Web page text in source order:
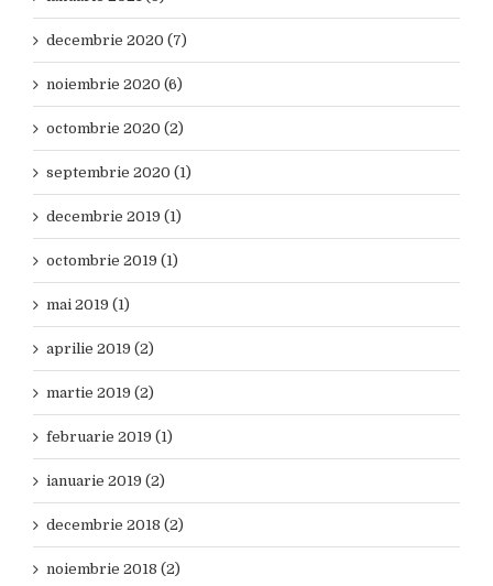
decembrie 2020 (7)
noiembrie 2020 (6)
octombrie 2020 (2)
septembrie 2020 (1)
decembrie 2019 (1)
octombrie 2019 (1)
mai 2019 (1)
aprilie 2019 (2)
martie 2019 (2)
februarie 2019 (1)
ianuarie 2019 (2)
decembrie 2018 (2)
noiembrie 2018 (2)